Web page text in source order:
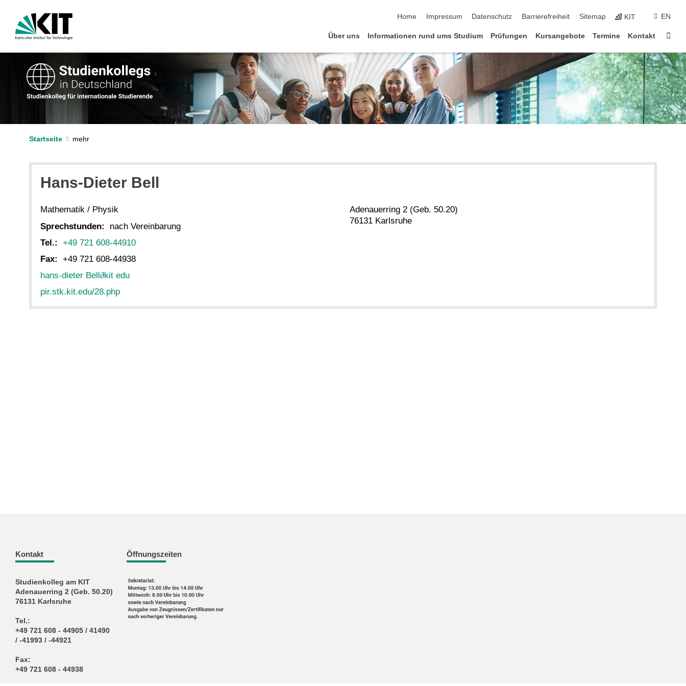
Home
Impressum Datenschutz Barrierefreiheit Sitemap KIT EN
Über uns Informationen rund ums Studium Prüfungen Kursangebote Termine Kontakt
Startseite
Hans-Dieter Bell
Mathematik / Physik
Sprechstunden:
nach Vereinbarung
Tel.:
+49 721 608-44910
Fax:
+49 721 608-44938
hans-dieter Bell∂kit edu
pir.stk.kit.edu/28.php
Adenauerring 2 (Geb. 50.20)
76131 Karlsruhe
Kontakt
Studienkolleg am KIT
Adenauerring 2 (Geb. 50.20)
76131 Karlsruhe
Tel.:
+49 721 608 - 44905 / 41490
/ -41993 / -44921
Fax:
+49 721 608 - 44938
Öffnungszeiten